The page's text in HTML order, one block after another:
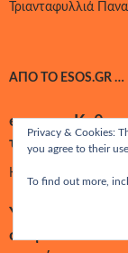
Τριανταφυλλιά
ΑΠΌ ΤΟ ESOS.GR …
esos.gr -
την Παιδεία
Καθημερινή
Υφ. Παιδείας :
ονόματα των
Privacy & Cookies:
you agree to their use.
To find out more,